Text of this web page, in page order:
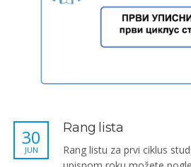
Rang lista
30
JUN
Rang listu za prvi ciklus